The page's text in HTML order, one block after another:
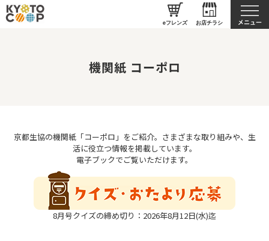
eフレンズ お店チラシ
京都生協について
機関紙 コーポロ
京都生協の機関紙「コーポロ」をご紹介。さまざまな取り組みや、生
活に役立つ情報を掲載しています。
電子ブックでご覧いただけます。
8月号クイズの締め切り：2026年8月12日(水)迄